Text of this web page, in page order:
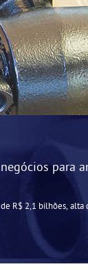
para
R$ 2,1 bilhões,